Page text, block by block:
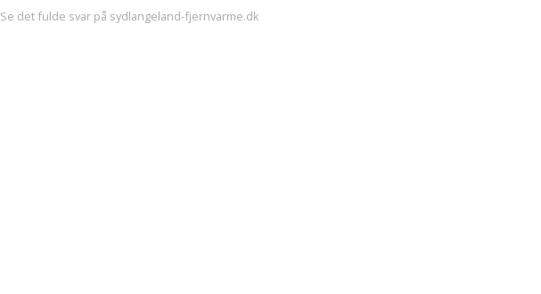
Se det fulde svar på sydlangeland-fjernvarme.dk